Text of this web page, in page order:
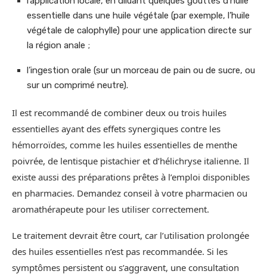
essentielle dans une huile végétale (par exemple, l’huile
végétale de calophylle) pour une application directe sur
la région anale ;
l’ingestion orale (sur un morceau de pain ou de sucre, ou
sur un comprimé neutre).
Il est recommandé de combiner deux ou trois huiles
essentielles ayant des effets synergiques contre les
hémorroïdes, comme les huiles essentielles de menthe
poivrée, de lentisque pistachier et d’hélichryse italienne. Il
existe aussi des préparations prêtes à l’emploi disponibles
en pharmacies. Demandez conseil à votre pharmacien ou
aromathérapeute pour les utiliser correctement.
Le traitement devrait être court, car l’utilisation prolongée
des huiles essentielles n’est pas recommandée. Si les
symptômes persistent ou s’aggravent, une consultation